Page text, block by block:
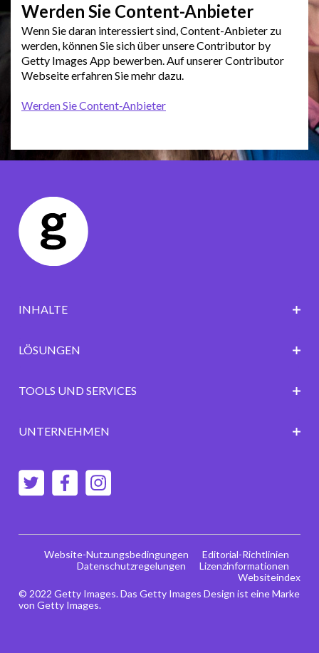
Werden Sie Content-Anbieter
Wenn Sie daran interessiert sind, Content-Anbieter zu
werden, können Sie sich über unsere Contributor by
Getty Images App bewerben. Auf unserer Contributor
Webseite erfahren Sie mehr dazu.
Werden Sie Content‑Anbieter
INHALTE
LÖSUNGEN
TOOLS UND SERVICES
UNTERNEHMEN
© 2022 Getty Images. Das Getty Images Design ist eine Marke
von Getty Images.
Website-Nutzungsbedingungen
Editorial-Richtlinien
Datenschutzregelungen
Lizenzinformationen
Websiteindex